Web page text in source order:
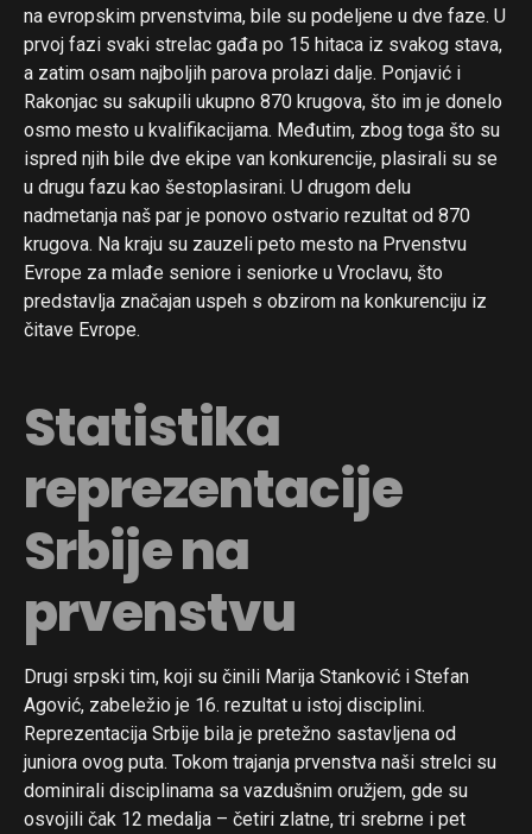
na evropskim prvenstvima, bile su podeljene u dve faze. U
prvoj fazi svaki strelac gađa po 15 hitaca iz svakog stava,
a zatim osam najboljih parova prolazi dalje. Ponjavić i
Rakonjac su sakupili ukupno 870 krugova, što im je donelo
osmo mesto u kvalifikacijama. Međutim, zbog toga što su
ispred njih bile dve ekipe van konkurencije, plasirali su se
u drugu fazu kao šestoplasirani. U drugom delu
nadmetanja naš par je ponovo ostvario rezultat od 870
krugova. Na kraju su zauzeli peto mesto na Prvenstvu
Evrope za mlađe seniore i seniorke u Vroclavu, što
predstavlja značajan uspeh s obzirom na konkurenciju iz
čitave Evrope.
Statistika
reprezentacije
Srbije na
prvenstvu
Drugi srpski tim, koji su činili Marija Stanković i Stefan
Agović, zabeležio je 16. rezultat u istoj disciplini.
Reprezentacija Srbije bila je pretežno sastavljena od
juniora ovog puta. Tokom trajanja prvenstva naši strelci su
dominirali disciplinama sa vazdušnim oružjem, gde su
osvojili čak 12 medalja – četiri zlatne, tri srebrne i pet